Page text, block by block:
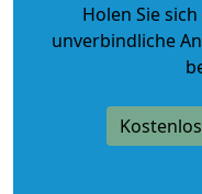
Holen Sie
unverbindliche